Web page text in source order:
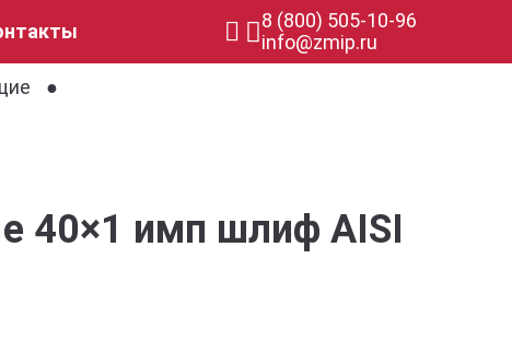
8 (800) 505-10-96
info@zmip.ru
40×1 имп шлиф AISI